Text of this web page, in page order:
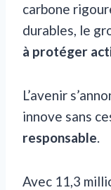
carbone
durables, le
à protéger
L’avenir
innove sans
responsable.
Avec 11,3